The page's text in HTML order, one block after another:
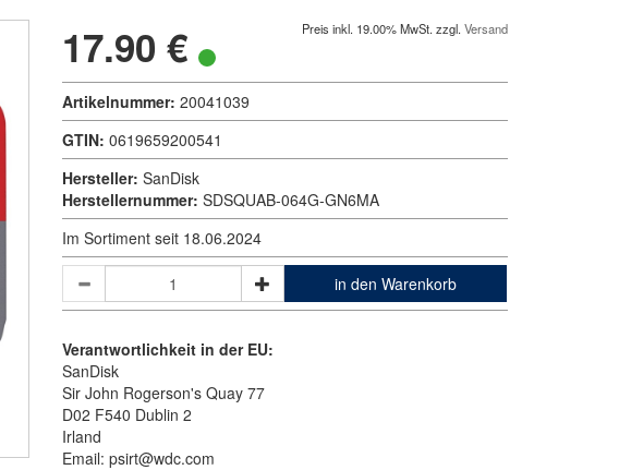
17.90 € Preis inkl. 19.00% MwSt. zzgl. Versand
Artikelnummer: 20041039
GTIN: 0619659200541
Hersteller: SanDisk
Herstellernummer: SDSQUAB-064G-GN6MA
Im Sortiment seit 18.06.2024
in den Warenkorb
Verantwortlichkeit in der EU:
SanDisk
Sir John Rogerson's Quay 77
D02 F540 Dublin 2
Irland
Email: psirt@wdc.com